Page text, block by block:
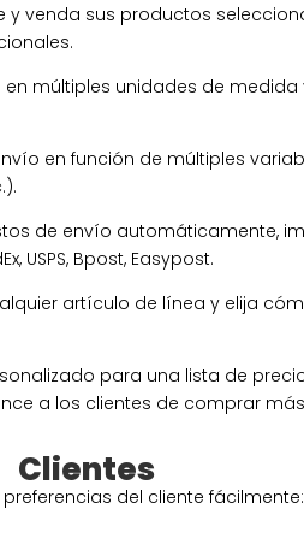
y venda sus productos
múltiples unidades de
en función de múltiples
de envío automáticamente,
USPS, Bpost, Easypost.
artículo de línea y elija
para una lista de
a los clientes de comprar
Clientes
del cliente